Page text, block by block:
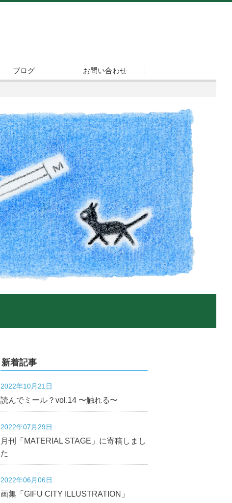
ブログ お問い合わせ
新着記事
2022年10月21日
読んでミール？vol.14 〜触れる〜
2022年07月29日
月刊「MATERIAL STAGE」に寄稿しまし
た
2022年06月06日
画集「GIFU CITY ILLUSTRATION」